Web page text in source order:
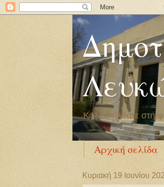
Καλώς ήλθατε στη
Αρχική σελίδα
Κυριακή 19 Ιουνίου